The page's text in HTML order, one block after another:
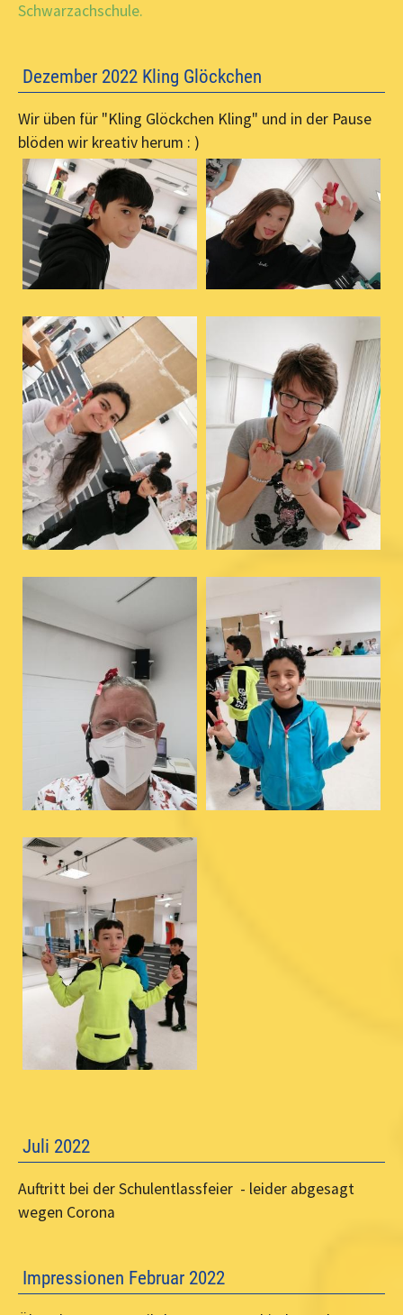
Schwarzachschule.
Dezember 2022 Kling Glöckchen
Wir üben für "Kling Glöckchen Kling" und in der Pause
blöden wir kreativ herum : )
Juli 2022
Auftritt bei der Schulentlassfeier - leider abgesagt
wegen Corona
Impressionen Februar 2022